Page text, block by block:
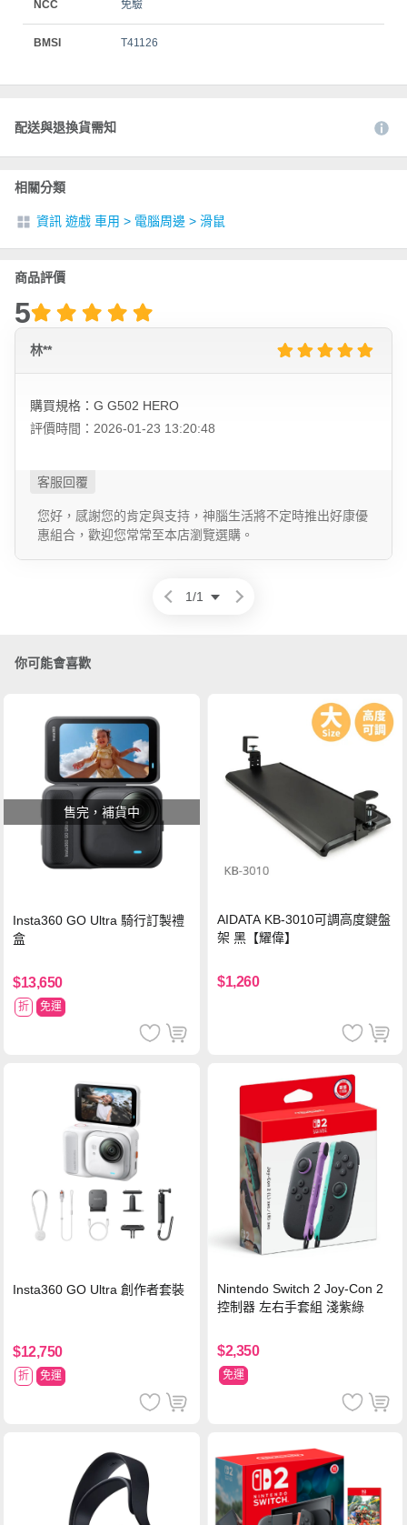
NCC 免驗
BMSI T41126
配送與退換貨需知
相關分類
資訊 遊戲 車用 > 電腦周邊 > 滑鼠
商品評價
5
林**
購買規格：G G502 HERO
評價時間：2026-01-23 13:20:48
您好，感謝您的肯定與支持，神腦生活將不定時推出好康優
惠組合，歡迎您常常至本店瀏覽選購。
1/1
你可能會喜歡
售完，補貨中
Insta360 GO Ultra 騎行訂製禮
盒
$13,650
折 免運
AIDATA KB-3010可調高度鍵盤
架 黑【耀偉】
$1,260
Insta360 GO Ultra 創作者套裝
$12,750
折 免運
Nintendo Switch 2 Joy-Con 2
控制器 左右手套組 淺紫綠
$2,350
免運